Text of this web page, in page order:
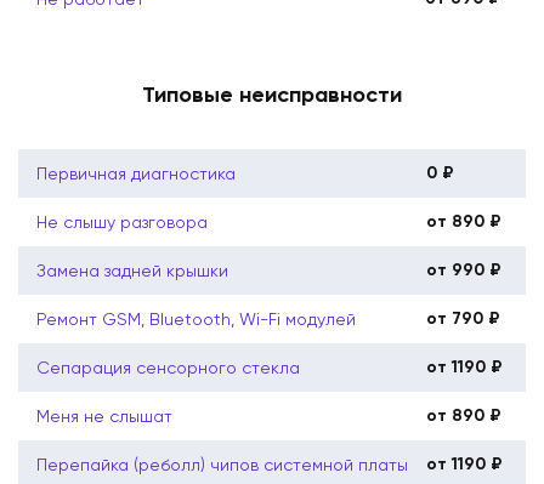
Типовые неисправности
Первичная диагностика 0 ₽
Не слышу разговора от 890 ₽
Замена задней крышки от 990 ₽
Ремонт GSM, Bluetooth, Wi-Fi модулей от 790 ₽
Сепарация сенсорного стекла от 1190 ₽
Меня не слышат от 890 ₽
Перепайка (реболл) чипов системной платы от 1190 ₽